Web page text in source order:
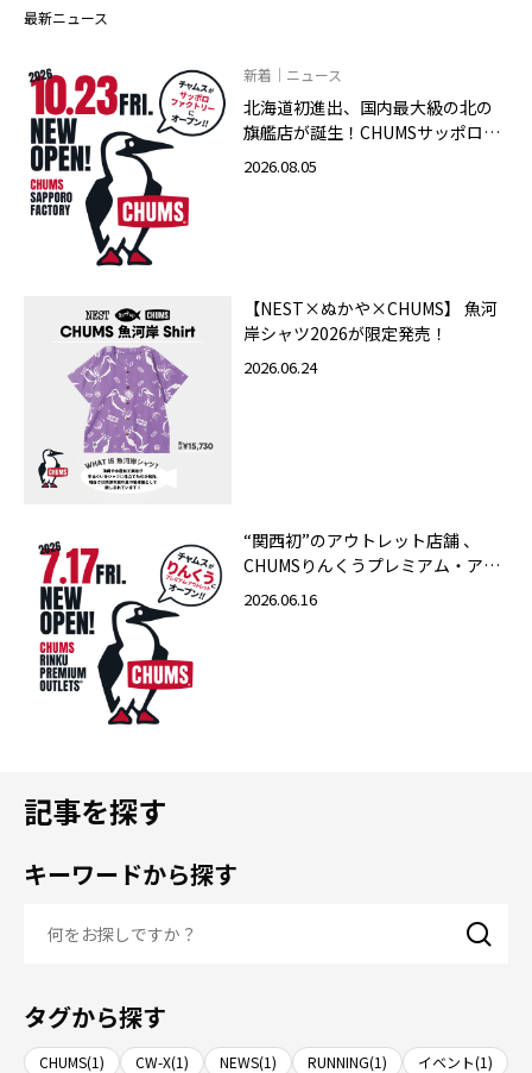
最新ニュース
新着｜ニュース
北海道初進出、国内最大級の北の
旗艦店が誕生！CHUMSサッポロフ
ァクトリー店 2026年10月23日
2026.08.05
【NEST×ぬかや×CHUMS】 魚河
岸シャツ2026が限定発売！
2026.06.24
“関西初”のアウトレット店舗 、
CHUMSりんくうプレミアム・アウ
トレット店 2026年7月17日（金）
2026.06.16
記事を探す
キーワードから探す
タグから探す
CHUMS(1) CW-X(1) NEWS(1) RUNNING(1)
イベント(1)